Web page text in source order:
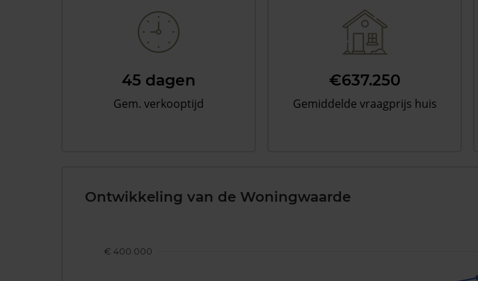
45 dagen
Gem. verkooptijd
€637.250
Gemiddelde vraagprijs huis
Ontwikkeling van de Woningwaarde
€ 400.000